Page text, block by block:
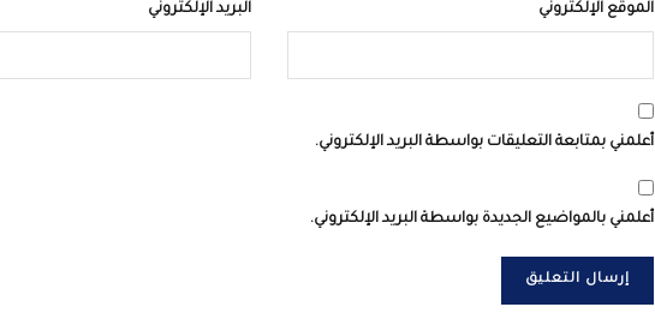
البريد الإلكتروني الموقع الإلكتروني
أعلمني بمتابعة التعليقات بواسطة البريد الإلكتروني.
أعلمني بالمواضيع الجديدة بواسطة البريد الإلكتروني.